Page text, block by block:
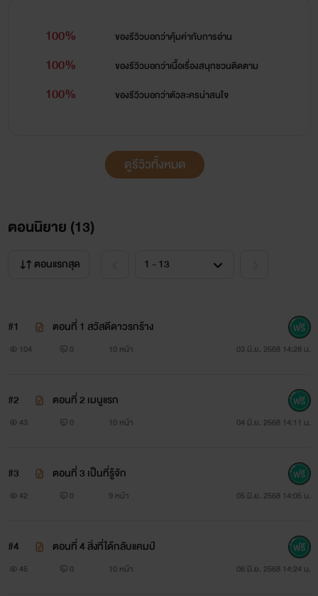
100% ของรีวิวบอกว่าคุ้มค่ากับการอ่าน
100% ของรีวิวบอกว่าเนื้อเรื่องสนุกชวนติดตาม
100% ของรีวิวบอกว่าตัวละครน่าสนใจ
ดูรีวิวทั้งหมด
ตอนนิยาย (13)
ตอนแรกสุด
#1 ตอนที่ 1 สวัสดีดาวรกร้าง
104 0 10 หน้า 03 มิ.ย. 2568 14:28 น.
#2 ตอนที่ 2 เมนูแรก
43 0 10 หน้า 04 มิ.ย. 2568 14:11 น.
#3 ตอนที่ 3 เป็นที่รู้จัก
42 0 9 หน้า 05 มิ.ย. 2568 14:05 น.
#4 ตอนที่ 4 สิ่งที่ได้กลับแคมป์
45 0 10 หน้า 06 มิ.ย. 2568 14:24 น.